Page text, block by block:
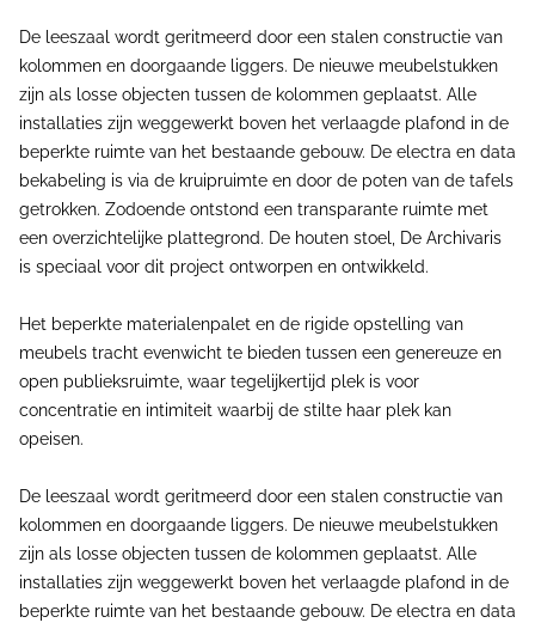
De leeszaal wordt geritmeerd door een stalen constructie van
kolommen en doorgaande liggers. De nieuwe meubelstukken
zijn als losse objecten tussen de kolommen geplaatst. Alle
installaties zijn weggewerkt boven het verlaagde plafond in de
beperkte ruimte van het bestaande gebouw. De electra en data
bekabeling is via de kruipruimte en door de poten van de tafels
getrokken. Zodoende ontstond een transparante ruimte met
een overzichtelijke plattegrond. De houten stoel, De Archivaris
is speciaal voor dit project ontworpen en ontwikkeld.
Het beperkte materialenpalet en de rigide opstelling van
meubels tracht evenwicht te bieden tussen een genereuze en
open publieksruimte, waar tegelijkertijd plek is voor
concentratie en intimiteit waarbij de stilte haar plek kan
opeisen.
De leeszaal wordt geritmeerd door een stalen constructie van
kolommen en doorgaande liggers. De nieuwe meubelstukken
zijn als losse objecten tussen de kolommen geplaatst. Alle
installaties zijn weggewerkt boven het verlaagde plafond in de
beperkte ruimte van het bestaande gebouw. De electra en data